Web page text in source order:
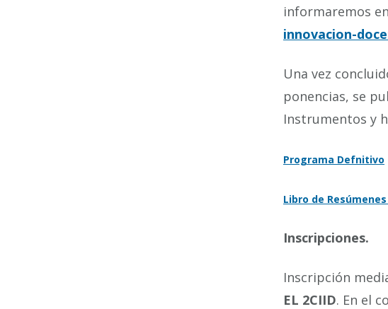
informaremos
innovacion-
Una vez
ponencias, se
Instrumentos y
Programa Defnitivo
Libro de Resúmenes
Inscripciones.
Inscripción
EL 2CIID. En el